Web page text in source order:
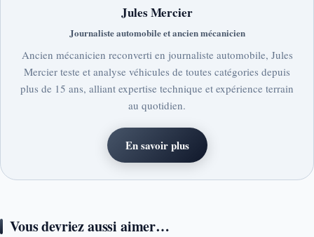
Jules Mercier
Journaliste automobile et ancien mécanicien
Ancien mécanicien reconverti en journaliste automobile, Jules
Mercier teste et analyse véhicules de toutes catégories depuis
plus de 15 ans, alliant expertise technique et expérience terrain
au quotidien.
En savoir plus
Vous devriez aussi aimer…